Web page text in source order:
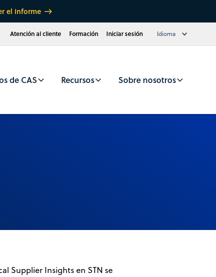
el informe
Atención al cliente Formación Iniciar sesión Idioma
de CAS Recursos Sobre nosotros
Supplier Insights en STN se